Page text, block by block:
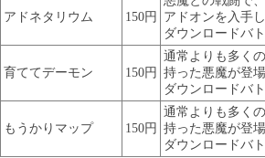
アドネタリウム 150円
アドオンを入手
ダウンロードバト
育ててデーモン 150円
通常よりも多く
持った悪魔が登
ダウンロードバト
もうかりマップ 150円
通常よりも多く
持った悪魔が登
ダウンロードバト